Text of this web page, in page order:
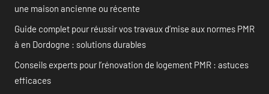
une maison ancienne ou récente
Guide complet pour réussir vos travaux d’mise aux normes PMR
à en Dordogne : solutions durables
Conseils experts pour l’rénovation de logement PMR : astuces
efficaces